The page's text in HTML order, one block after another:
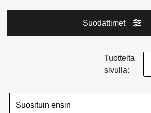
Suodattimet
Tuotteita
sivulla: